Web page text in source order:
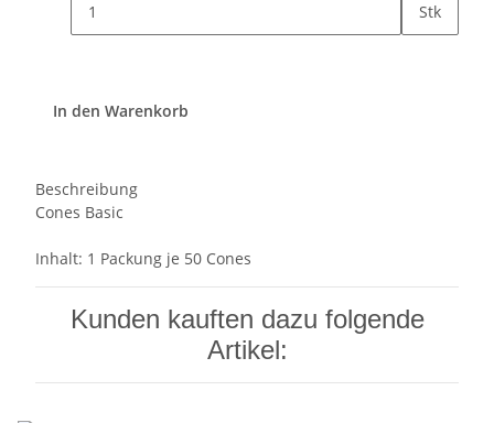
Stk
In den Warenkorb
Beschreibung
Cones Basic
Inhalt: 1 Packung je 50 Cones
Kunden kauften dazu folgende
Artikel: